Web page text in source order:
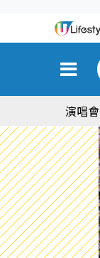
演唱會